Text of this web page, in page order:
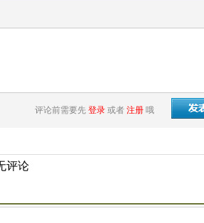
评论前需要先 登录 或者 注册 哦
评论